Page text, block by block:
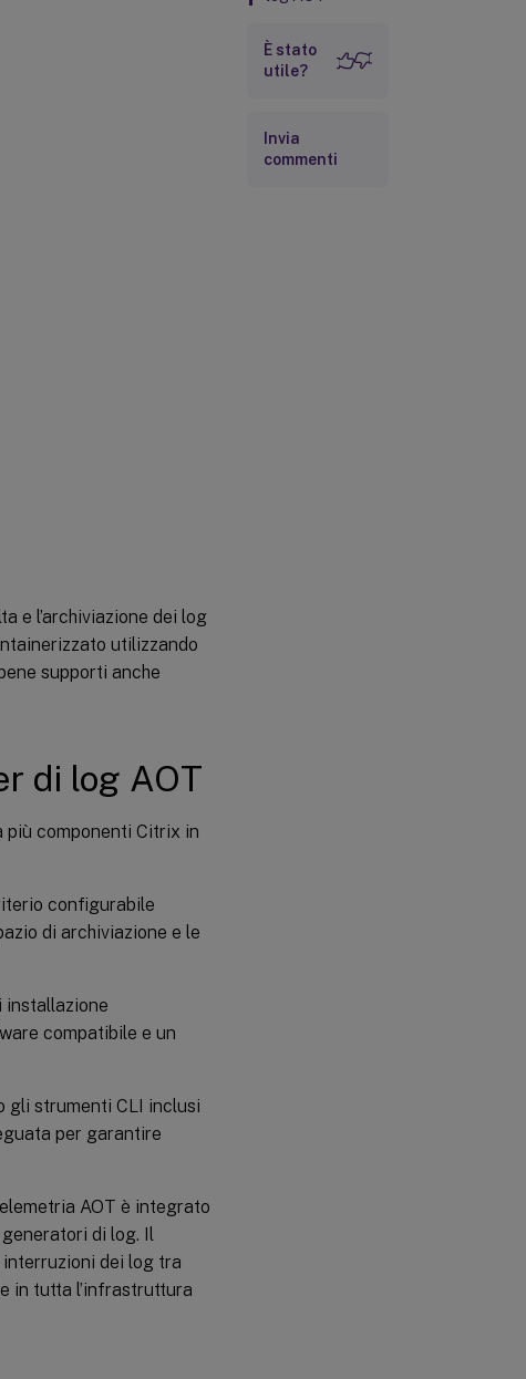
e l’archiviazione dei log
utilizzando
supporti anche
di log AOT
componenti Citrix in
configurabile
di archiviazione e le
installazione
compatibile e un
gli strumenti CLI inclusi
per garantire
AOT è integrato
di log. Il
dei log tra
in tutta l’infrastruttura
È stato
utile?
Invia
commenti